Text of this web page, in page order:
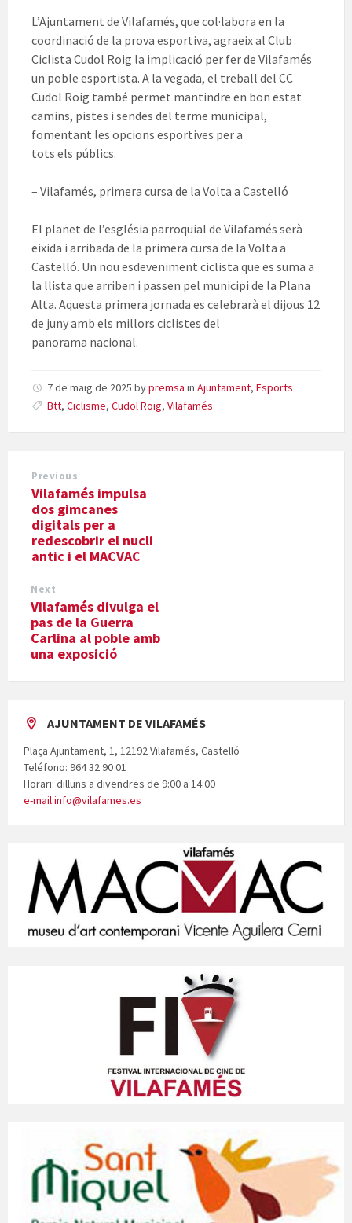
L’Ajuntament de Vilafamés, que col·labora en la
coordinació de la prova esportiva, agraeix al Club
Ciclista Cudol Roig la implicació per fer de Vilafamés
un poble esportista. A la vegada, el treball del CC
Cudol Roig també permet mantindre en bon estat
camins, pistes i sendes del terme municipal,
fomentant les opcions esportives per a
tots els públics.
– Vilafamés, primera cursa de la Volta a Castelló
El planet de l’església parroquial de Vilafamés serà
eixida i arribada de la primera cursa de la Volta a
Castelló. Un nou esdeveniment ciclista que es suma a
la llista que arriben i passen pel municipi de la Plana
Alta. Aquesta primera jornada es celebrarà el dijous 12
de juny amb els millors ciclistes del
panorama nacional.
7 de maig de 2025 bypremsa in Ajuntament, Esports
Btt, Ciclisme, Cudol Roig, Vilafamés
Previous
Vilafamés impulsa
dos gimcanes
digitals per a
redescobrir el nucli
antic i el MACVAC
Next
Vilafamés divulga el
pas de la Guerra
Carlina al poble amb
una exposició
AJUNTAMENT DE VILAFAMÉS
Plaça Ajuntament, 1, 12192 Vilafamés, Castelló
Teléfono: 964 32 90 01
Horari: dilluns a divendres de 9:00 a 14:00
e-mail:info@vilafames.es